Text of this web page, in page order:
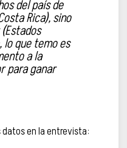
del país de
Rica), sino
lo que temo es
a la
para ganar
en la entrevista: